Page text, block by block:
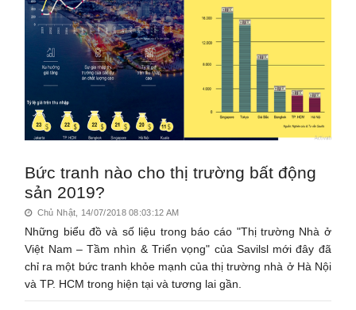
Bức tranh nào cho thị trường bất động
sản 2019?
Chủ Nhật, 14/07/2018 08:03:12 AM
Những biểu đồ và số liệu trong báo cáo "Thị trường Nhà ở
Việt Nam – Tầm nhìn & Triển vọng" của Savilsl mới đây đã
chỉ ra một bức tranh khỏe mạnh của thị trường nhà ở Hà Nội
và TP. HCM trong hiện tại và tương lai gần.